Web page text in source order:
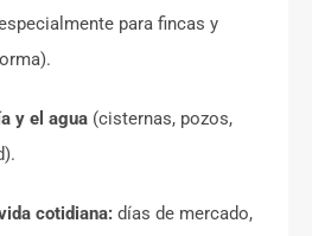
para fincas y
y el agua (cisternas, pozos,
cotidiana: días de mercado,